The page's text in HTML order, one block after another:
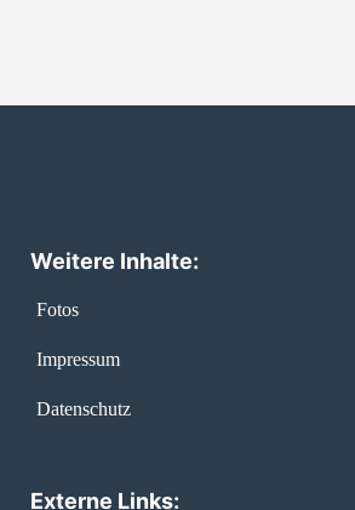
Weitere Inhalte:
Fotos
Impressum
Datenschutz
Externe Links: